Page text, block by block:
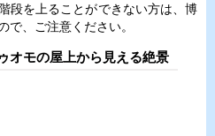
段を上ることができない方は、博
で、ご注意ください。
オモの屋上から見える絶景